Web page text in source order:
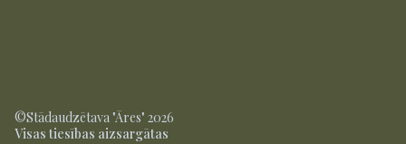
©Stādaudzētava "Āres" 2026
Visas tiesības aizsargātas